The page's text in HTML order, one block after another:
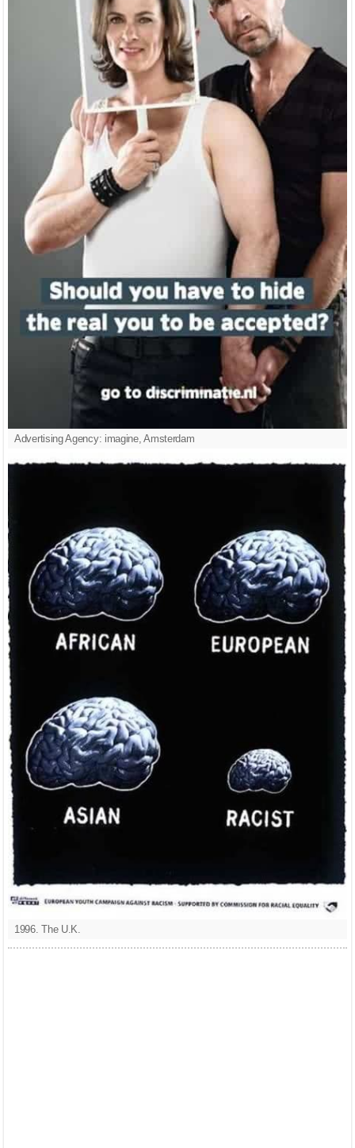
Advertising Agency: imagine, Amsterdam
1996. The U.K.